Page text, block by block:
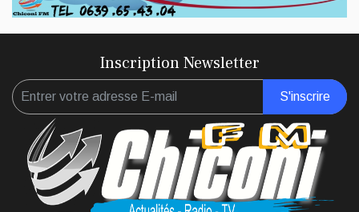
Inscription Newsletter
S'inscrire